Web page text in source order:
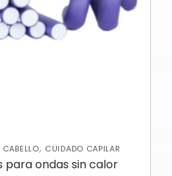
, CUIDADO CAPILAR
para ondas sin calor